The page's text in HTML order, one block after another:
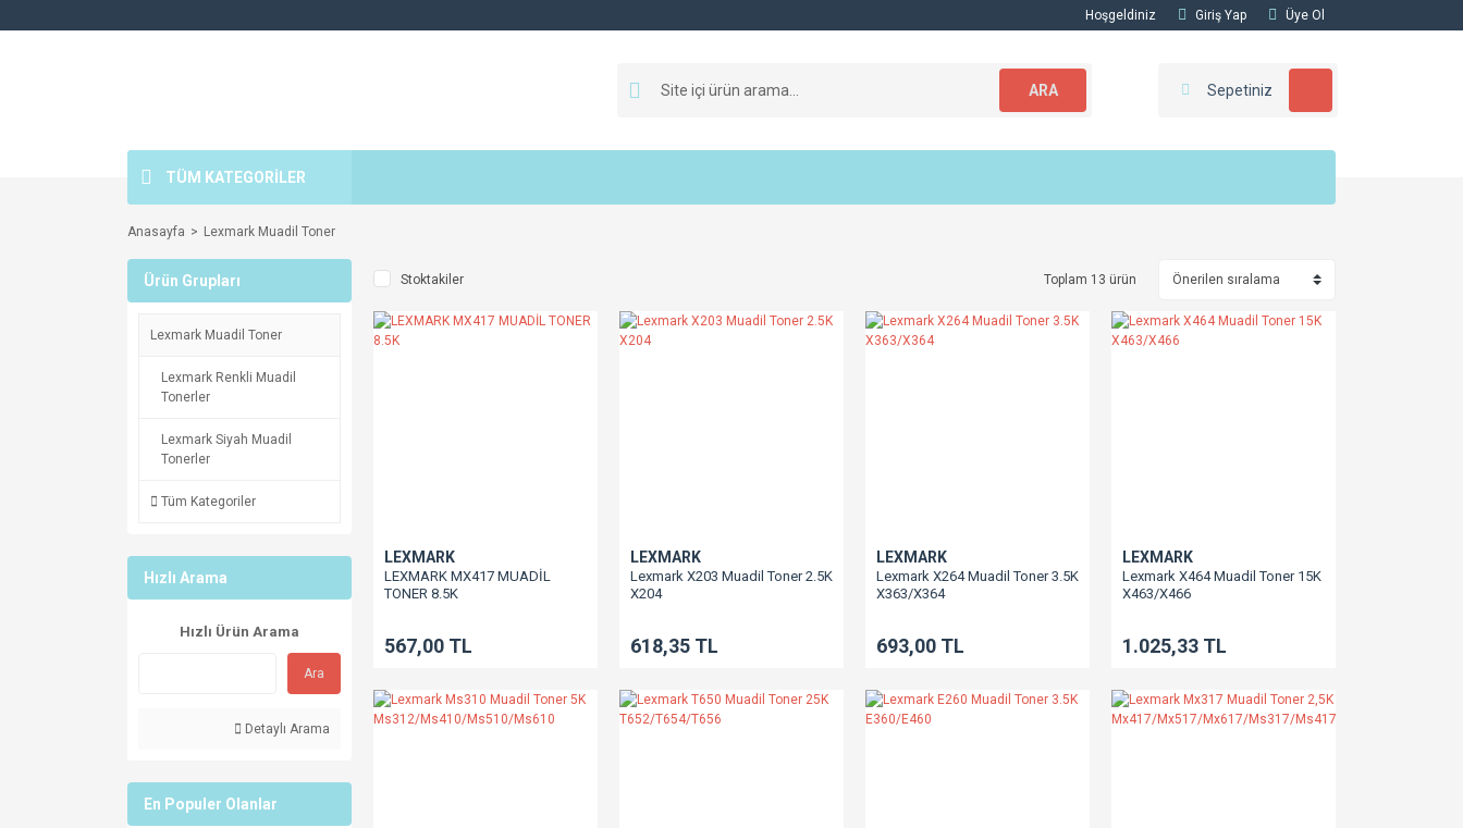
Hoşgeldiniz Giriş Yap Üye Ol
ARA Sepetiniz
TÜM KATEGORİLER
Anasayfa Lexmark Muadil Toner
Ürün Grupları
Lexmark Muadil Toner
Lexmark Renkli Muadil
Tonerler
Lexmark Siyah Muadil
Tonerler
Tüm Kategoriler
Hızlı Arama
Hızlı Ürün Arama
Ara
Detaylı Arama
En Populer Olanlar
Stoktakiler Toplam 13 ürün
LEXMARK
LEXMARK MX417 MUADİL
TONER 8.5K
567,00 TL
LEXMARK
Lexmark X203 Muadil Toner 2.5K
X204
618,35 TL
LEXMARK
Lexmark X264 Muadil Toner 3.5K
X363/X364
693,00 TL
LEXMARK
Lexmark X464 Muadil Toner 15K
X463/X466
1.025,33 TL